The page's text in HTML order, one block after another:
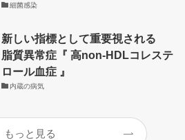
細菌感染
新しい指標として重要視される
脂質異常症『 高non-HDLコレステ
ロール血症 』
内蔵の病気
もっと見る